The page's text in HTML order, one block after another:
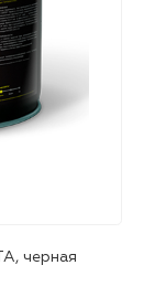
черная